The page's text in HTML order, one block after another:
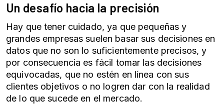
Un desafío hacia la precisión
Hay que tener cuidado, ya que pequeñas y
grandes empresas suelen basar sus decisiones en
datos que no son lo suficientemente precisos, y
por consecuencia es fácil tomar las decisiones
equivocadas, que no estén en línea con sus
clientes objetivos o no logren dar con la realidad
de lo que sucede en el mercado.